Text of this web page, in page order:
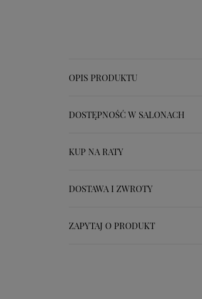
OPIS PRODUKTU
DOSTĘPNOŚĆ W SALONACH
KUP NA RATY
DOSTAWA I ZWROTY
ZAPYTAJ O PRODUKT